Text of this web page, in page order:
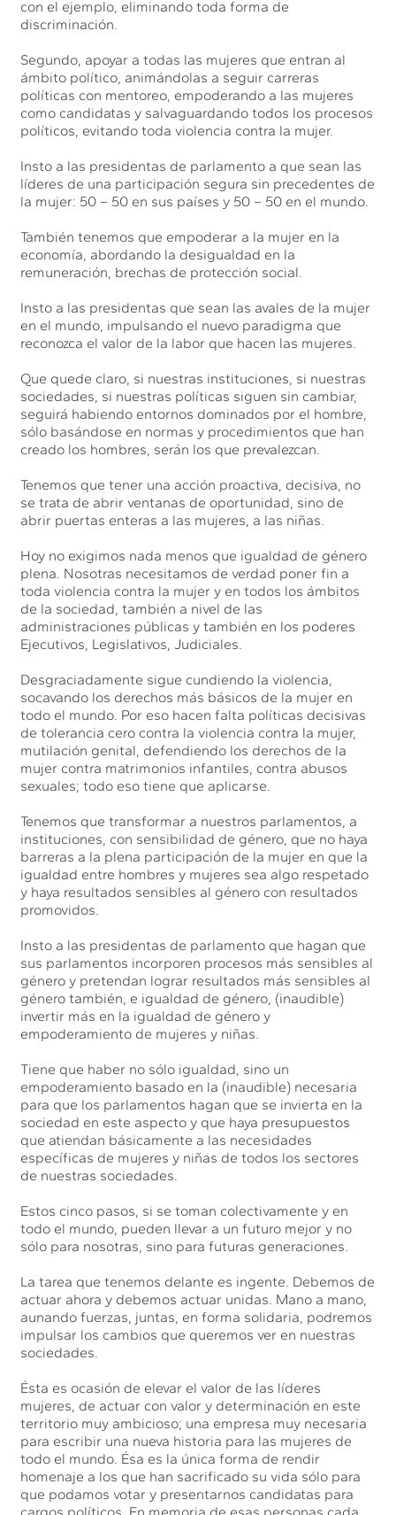
con el ejemplo, eliminando toda forma de
discriminación.
Segundo, apoyar a todas las mujeres que entran al
ámbito político, animándolas a seguir carreras
políticas con mentoreo, empoderando a las mujeres
como candidatas y salvaguardando todos los procesos
políticos, evitando toda violencia contra la mujer.
Insto a las presidentas de parlamento a que sean las
líderes de una participación segura sin precedentes de
la mujer: 50 – 50 en sus países y 50 – 50 en el mundo.
También tenemos que empoderar a la mujer en la
economía, abordando la desigualdad en la
remuneración, brechas de protección social.
Insto a las presidentas que sean las avales de la mujer
en el mundo, impulsando el nuevo paradigma que
reconozca el valor de la labor que hacen las mujeres.
Que quede claro, si nuestras instituciones, si nuestras
sociedades, si nuestras políticas siguen sin cambiar,
seguirá habiendo entornos dominados por el hombre,
sólo basándose en normas y procedimientos que han
creado los hombres, serán los que prevalezcan.
Tenemos que tener una acción proactiva, decisiva, no
se trata de abrir ventanas de oportunidad, sino de
abrir puertas enteras a las mujeres, a las niñas.
Hoy no exigimos nada menos que igualdad de género
plena. Nosotras necesitamos de verdad poner fin a
toda violencia contra la mujer y en todos los ámbitos
de la sociedad, también a nivel de las
administraciones públicas y también en los poderes
Ejecutivos, Legislativos, Judiciales.
Desgraciadamente sigue cundiendo la violencia,
socavando los derechos más básicos de la mujer en
todo el mundo. Por eso hacen falta políticas decisivas
de tolerancia cero contra la violencia contra la mujer,
mutilación genital, defendiendo los derechos de la
mujer contra matrimonios infantiles, contra abusos
sexuales; todo eso tiene que aplicarse.
Tenemos que transformar a nuestros parlamentos, a
instituciones, con sensibilidad de género, que no haya
barreras a la plena participación de la mujer en que la
igualdad entre hombres y mujeres sea algo respetado
y haya resultados sensibles al género con resultados
promovidos.
Insto a las presidentas de parlamento que hagan que
sus parlamentos incorporen procesos más sensibles al
género y pretendan lograr resultados más sensibles al
género también, e igualdad de género, (inaudible)
invertir más en la igualdad de género y
empoderamiento de mujeres y niñas.
Tiene que haber no sólo igualdad, sino un
empoderamiento basado en la (inaudible) necesaria
para que los parlamentos hagan que se invierta en la
sociedad en este aspecto y que haya presupuestos
que atiendan básicamente a las necesidades
específicas de mujeres y niñas de todos los sectores
de nuestras sociedades.
Estos cinco pasos, si se toman colectivamente y en
todo el mundo, pueden llevar a un futuro mejor y no
sólo para nosotras, sino para futuras generaciones.
La tarea que tenemos delante es ingente. Debemos de
actuar ahora y debemos actuar unidas. Mano a mano,
aunando fuerzas, juntas, en forma solidaria, podremos
impulsar los cambios que queremos ver en nuestras
sociedades.
Ésta es ocasión de elevar el valor de las líderes
mujeres, de actuar con valor y determinación en este
territorio muy ambicioso; una empresa muy necesaria
para escribir una nueva historia para las mujeres de
todo el mundo. Ésa es la única forma de rendir
homenaje a los que han sacrificado su vida sólo para
que podamos votar y presentarnos candidatas para